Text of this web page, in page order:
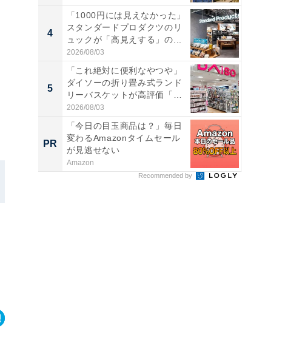
4
「1000円には見えなかった」
スタンダードプロダクツのリ
ュックが「高見えする」の...
2026/08/03
5
「これ絶対に便利なやつや」
ダイソーの折り畳み式ランド
リーバスケットが高評価「使
わ...
2026/08/03
PR
「今日の目玉商品は？」毎日
変わるAmazonタイムセール
が見逃せない
Amazon
Recommended by